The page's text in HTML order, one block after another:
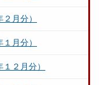
月分）
月分）
２月分）